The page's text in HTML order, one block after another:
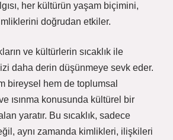
her kültürün yaşam biçimini,
doğrudan etkiler.
ve kültürlerin sıcaklık ile
daha derin düşünmeye sevk eder.
bireysel hem de toplumsal
ısınma konusunda kültürel bir
yaratır. Bu sıcaklık, sadece
aynı zamanda kimlikleri, ilişkileri